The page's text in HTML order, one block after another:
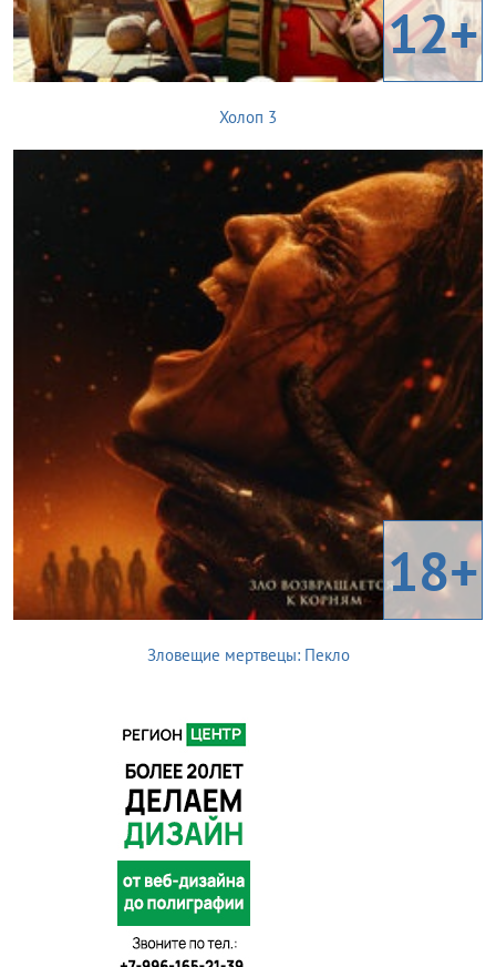
12+
Холоп 3
18+
Зловещие мертвецы: Пекло